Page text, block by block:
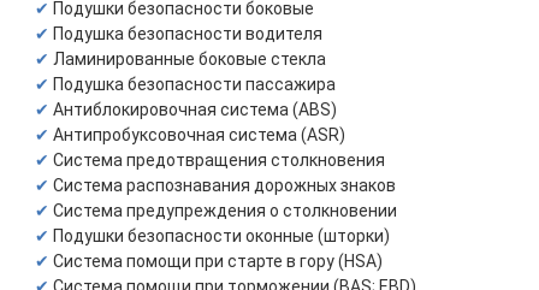
Подушки безопасности боковые
Подушка безопасности водителя
Ламинированные боковые стекла
Подушка безопасности пассажира
Антиблокировочная система (ABS)
Антипробуксовочная система (ASR)
Система предотвращения столкновения
Система распознавания дорожных знаков
Система предупреждения о столкновении
Подушки безопасности оконные (шторки)
Система помощи при старте в гору (HSA)